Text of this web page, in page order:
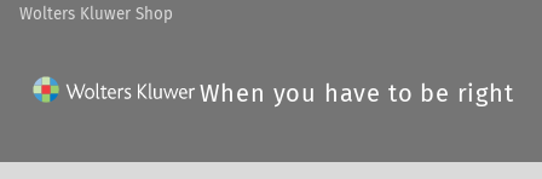
Wolters Kluwer Shop
When you have to be right